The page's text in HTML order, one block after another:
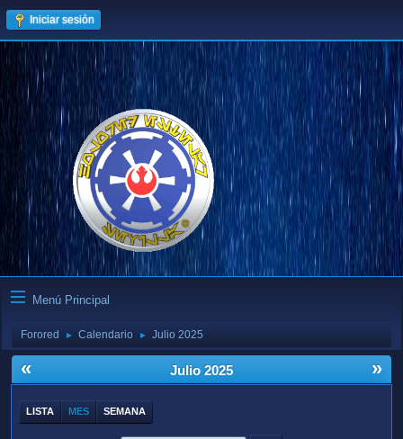
Iniciar sesión
Menú Principal
Forored ► Calendario ► Julio 2025
« »
Julio 2025
LISTA MES SEMANA